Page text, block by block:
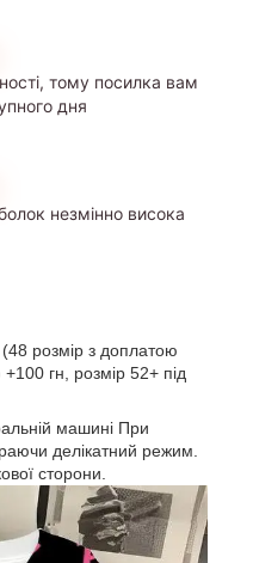
тому посилка вам
дня
незмінно висока
розмір з доплатою
гн, розмір 52+ під
машині При
делікатний режим.
сторони.